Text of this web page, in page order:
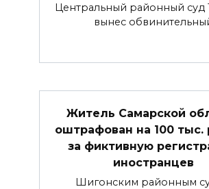
Центральный районный суд
вынес
Житель Самарской
оштрафован на 100 тыс.
за фиктивную
иностранцев
Шигонским районным